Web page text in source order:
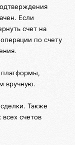
Если
счет на
по счету
платформы,
вручную.
Также
всех счетов